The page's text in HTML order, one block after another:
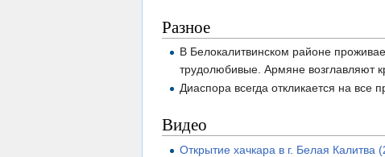
Разное
В Белокалитвинском районе
трудолюбивые. Армяне возглавляют
Диаспора всегда откликается на все
Видео
Открытие хачкара в г. Белая Калитва